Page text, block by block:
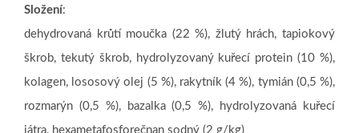
Složení:
dehydrovaná krůtí moučka (22 %), žlutý hrách, tapiokový
škrob, tekutý škrob, hydrolyzovaný kuřecí protein (10 %),
kolagen, lososový olej (5 %), rakytník (4 %), tymián (0,5 %),
rozmarýn (0,5 %), bazalka (0,5 %), hydrolyzovaná kuřecí
játra, hexametafosforečnan sodný (2 g/kg)